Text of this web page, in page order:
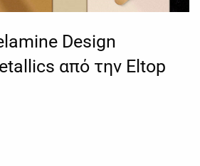
Design
από την Eltop